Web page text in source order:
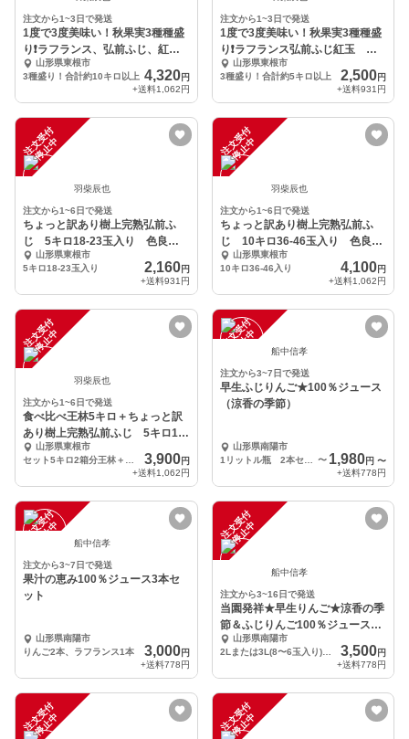
注文から1~3日で発送
1度で3度美味い！秋果実3種種盛
り❗️ラフランス、弘前ふじ、紅
玉 合計10キロ
山形県東根市
3種盛り！合計約10キロ以上 4,320円
+送料1,062円
注文から1~3日で発送
1度で3度美味い！秋果実3種種盛
り❗️ラフランス弘前ふじ紅玉 合
計5キロ以上
山形県東根市
3種盛り！合計約5キロ以上
2,500円
+送料931円
注
文
受
付
停
止
中
羽柴辰也
注文から1~6日で発送
ちょっと訳あり樹上完熟弘前ふ
じ 5キロ18-23玉入り 色良し
味良し！早生ふじ
山形県東根市
5キロ18-23玉入り
2,160円
+送料931円
注
文
受
付
停
止
中
羽柴辰也
注文から1~6日で発送
ちょっと訳あり樹上完熟弘前ふ
じ 10キロ36-46玉入り 色良し
味よし！早生ふじ
山形県東根市
10キロ36-46入り
4,100円
+送料1,062円
注
文
受
付
停
止
中
羽柴辰也
注文から1~6日で発送
食べ比べ王林5キロ＋ちょっと訳
あり樹上完熟弘前ふじ 5キロ18-
23玉入早生ふじ
山形県東根市
3,900円
+送料1,062円
注
文
受
付
停
止
中 船中信孝
注文から3~7日で発送
早生ふじりんご★100％ジュース
（涼香の季節）
山形県南陽市
1リットル瓶 2本セット
〜 1,980円 〜
+送料778円
注
文
受
付
停
止
中 船中信孝
注文から3~7日で発送
果汁の恵み100％ジュース3本セ
ット
山形県南陽市
りんご2本、ラフランス1本
3,000円
+送料778円
注
文
受
付
停
止
中
船中信孝
注文から3~16日で発送
当園発祥★早生りんご★涼香の季
節＆ふじりんご100％ジュース
【3kg箱詰め】
山形県南陽市
2Lまたは3L(8〜6玉入り)、1リットル瓶入り✕1本
3,500円
+送料778円
注
文
受
付
停
止
中 注
文
受
付
停
止
中